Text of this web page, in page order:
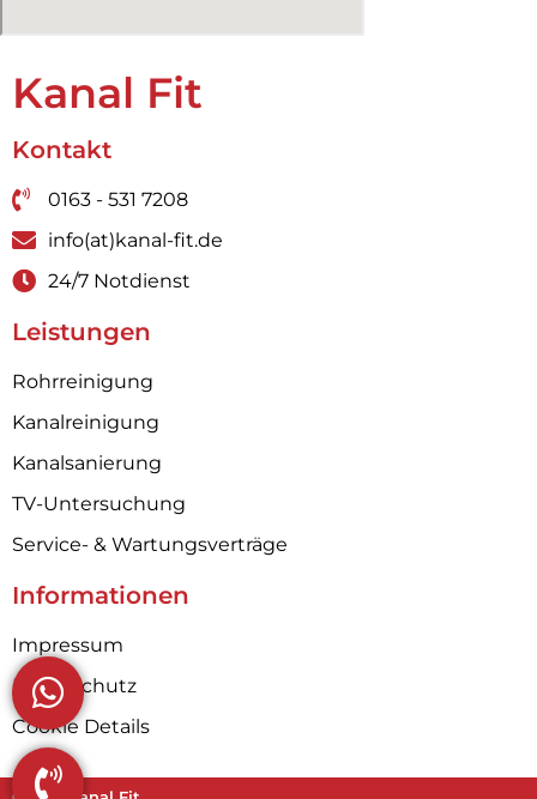
Kanal Fit
Kontakt
0163 - 531 7208
info(at)kanal-fit.de
24/7 Notdienst
Leistungen
Rohrreinigung
Kanalreinigung
Kanalsanierung
TV-Untersuchung
Service- & Wartungsverträge
Informationen
Impressum
Datenschutz
Cookie Details